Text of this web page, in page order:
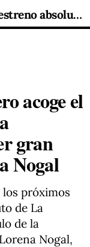
Centro Danza Matadero acoge el estreno absoluto de ‘La protagonista’, el primer gran solo escénico de Lorena Nogal
acoge el
gran
Nogal
próximos
de La
de la
Nogal,